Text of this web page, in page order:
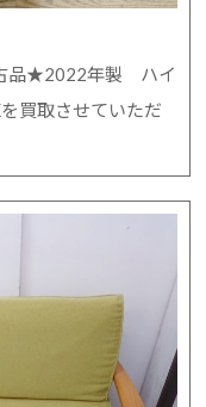
品★2022年製 ハイ
取させていただ